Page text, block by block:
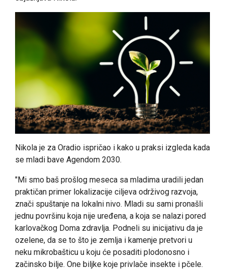
Nikola je za Oradio ispričao i kako u praksi izgleda kada
se mladi bave Agendom 2030.
"Mi smo baš prošlog meseca sa mladima uradili jedan
praktičan primer lokalizacije ciljeva održivog razvoja,
znači spuštanje na lokalni nivo. Mladi su sami pronašli
jednu površinu koja nije uređena, a koja se nalazi pored
karlovačkog Doma zdravlja. Podneli su inicijativu da je
ozelene, da se to što je zemlja i kamenje pretvori u
neku mikrobašticu u koju će posaditi plodonosno i
začinsko bilje. One biljke koje privlače insekte i pčele.